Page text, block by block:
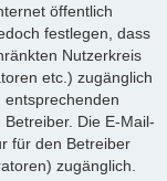
öffentlich
festlegen, dass
Nutzerkreis
etc.) zugänglich
Die E-Mail-
für den Betreiber
zugänglich.